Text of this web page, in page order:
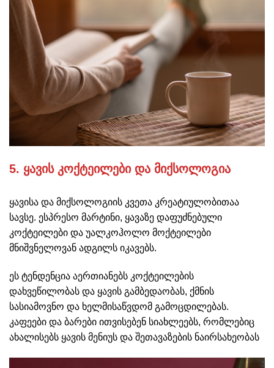
5. ყავის კოქტეილები და მიქსოლოგია
ყავისა და მიქსოლოგიის კვეთა კრეატიულობითაა
სავსე. ესპრესო მარტინი, ყავაზე დაფუძნებული
კოქტეილები და უალკოჰოლო მოქტეილები
მნიშვნელოვან ადგილს იკავებს.
ეს ტენდენცია აერთიანებს კოქტეილების
დახვეწილობას და ყავის გამბედაობას, ქმნის
სასიამოვნო და ხელმისაწვდომ გამოცდილებას.
კაფეები და ბარები ითვისებენ სიახლეებს, რომლებიც
ახალისებს ყავის მენიუს და შეთავაზების ნაირსახეობას